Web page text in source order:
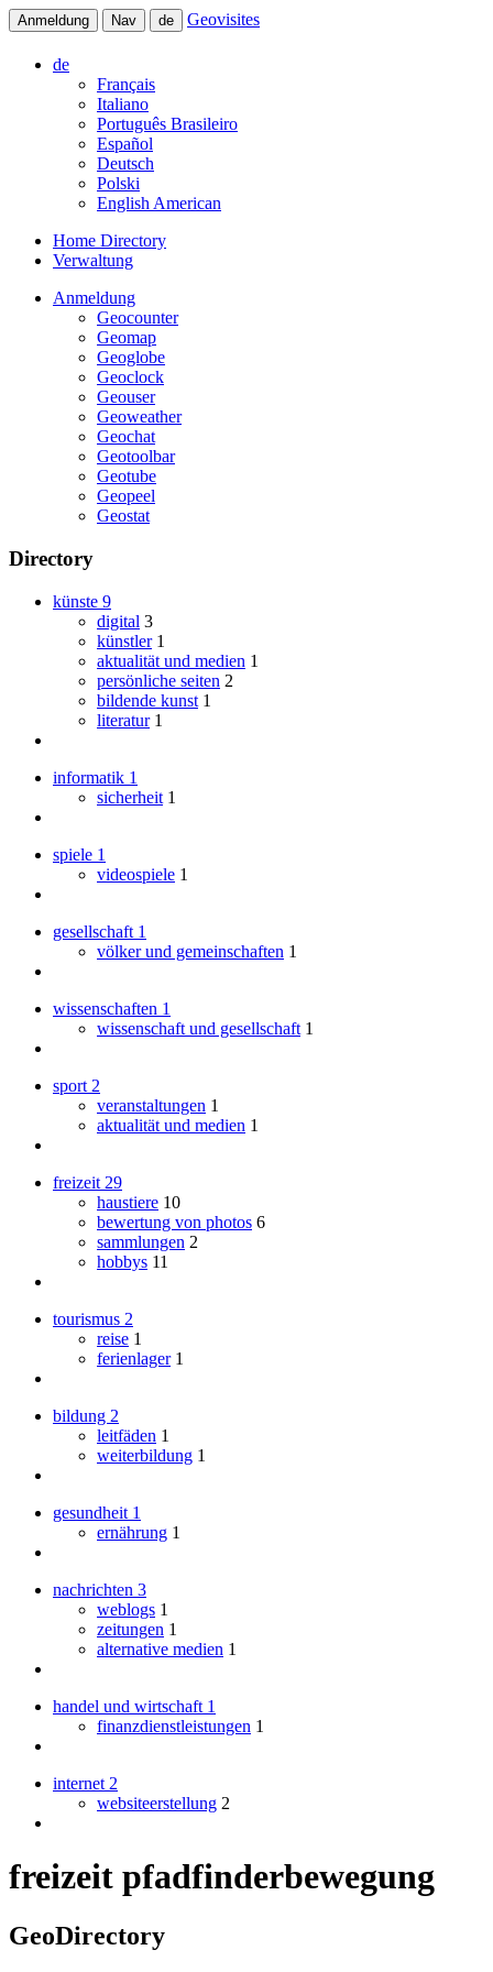
Anmeldung Nav de Geovisites
de
Français
Italiano
Português Brasileiro
Español
Deutsch
Polski
English American
Home Directory
Verwaltung
Anmeldung
Geocounter
Geomap
Geoglobe
Geoclock
Geouser
Geoweather
Geochat
Geotoolbar
Geotube
Geopeel
Geostat
Directory
künste 9
digital 3
künstler 1
aktualität und medien 1
persönliche seiten 2
bildende kunst 1
literatur 1
informatik 1
sicherheit 1
spiele 1
videospiele 1
gesellschaft 1
völker und gemeinschaften 1
wissenschaften 1
wissenschaft und gesellschaft 1
sport 2
veranstaltungen 1
aktualität und medien 1
freizeit 29
haustiere 10
bewertung von photos 6
sammlungen 2
hobbys 11
tourismus 2
reise 1
ferienlager 1
bildung 2
leitfäden 1
weiterbildung 1
gesundheit 1
ernährung 1
nachrichten 3
weblogs 1
zeitungen 1
alternative medien 1
handel und wirtschaft 1
finanzdienstleistungen 1
internet 2
websiteerstellung 2
freizeit pfadfinderbewegung
GeoDirectory